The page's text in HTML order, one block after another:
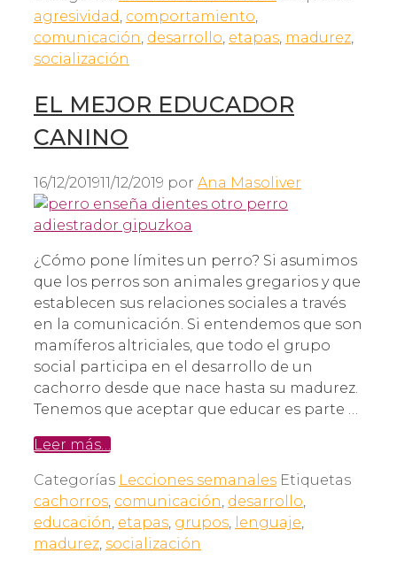
agresividad, comportamiento,
comunicación, desarrollo, etapas, madurez,
socialización
EL MEJOR EDUCADOR
CANINO
16/12/201911/12/2019 por Ana Masoliver
¿Cómo pone límites un perro? Si asumimos
que los perros son animales gregarios y que
establecen sus relaciones sociales a través
en la comunicación. Si entendemos que son
mamíferos altriciales, que todo el grupo
social participa en el desarrollo de un
cachorro desde que nace hasta su madurez.
Tenemos que aceptar que educar es parte …
Leer más…
Categorías Lecciones semanales Etiquetas
cachorros, comunicación, desarrollo,
educación, etapas, grupos, lenguaje,
madurez, socialización